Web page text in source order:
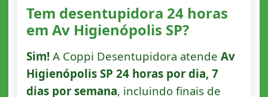
Tem desentupidora 24 horas
em Av Higienópolis SP?
Sim!A Coppi Desentupidora atende Av
Higienópolis SP 24 horas por dia, 7
dias por semana, incluindo finais de